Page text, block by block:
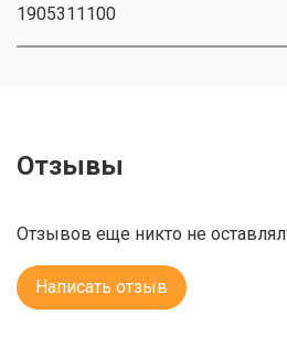
1905311100
Отзывы
Отзывов еще никто не оставлял
Написать отзыв